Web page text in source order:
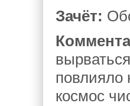
Зачёт:
повлияло
космос